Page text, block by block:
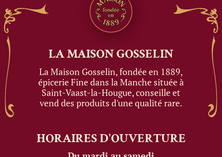
LA MAISONGOSSELIN
La Maison Gosselin, fondée en 1889,
épicerie Fine dans la Manche située à
Saint-Vaast-la-Hougue, conseille et
vend des produits d'une qualité rare.
HORAIRESD'OUVERTURE